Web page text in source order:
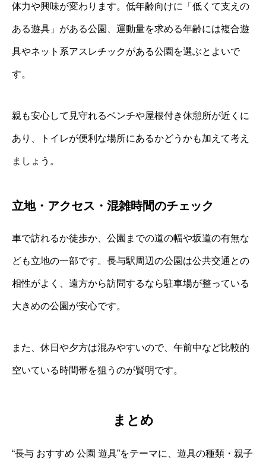
体力や興味が変わります。低年齢向けに「低くて支えの
ある遊具」がある公園、運動量を求める年齢には複合遊
具やネット系アスレチックがある公園を選ぶとよいで
す。
親も安心して見守れるベンチや屋根付き休憩所が近くに
あり、トイレが便利な場所にあるかどうかも加えて考え
ましょう。
立地・アクセス・混雑時間のチェック
車で訪れるか徒歩か、公園までの道の幅や坂道の有無な
ども立地の一部です。長与駅周辺の公園は公共交通との
相性がよく、遠方から訪問するなら駐車場が整っている
大きめの公園が安心です。
また、休日や夕方は混みやすいので、午前中など比較的
空いている時間帯を狙うのが賢明です。
まとめ
“長与 おすすめ 公園 遊具”をテーマに、遊具の種類・親子